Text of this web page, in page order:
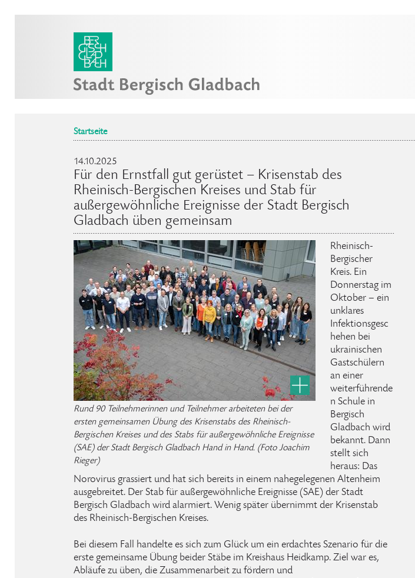
Startseite
14.10.2025
Für den Ernstfall gut gerüstet – Krisenstab des
Rheinisch-Bergischen Kreises und Stab für
außergewöhnliche Ereignisse der Stadt Bergisch
Gladbach üben gemeinsam
Rund 90 Teilnehmerinnen und Teilnehmer arbeiteten bei der
ersten gemeinsamen Übung des Krisenstabs des Rheinisch-
Bergischen Kreises und des Stabs für außergewöhnliche Ereignisse
(SAE) der Stadt Bergisch Gladbach Hand in Hand. (Foto Joachim
Rieger)
Rheinisch-
Bergischer
Kreis. Ein
Donnerstag im
Oktober – ein
unklares
Infektionsgesc
hehen bei
ukrainischen
Gastschülern
an einer
weiterführende
n Schule in
Bergisch
Gladbach wird
bekannt. Dann
stellt sich
heraus: Das
Norovirus grassiert und hat sich bereits in einem nahegelegenen Altenheim
ausgebreitet. Der Stab für außergewöhnliche Ereignisse (SAE) der Stadt
Bergisch Gladbach wird alarmiert. Wenig später übernimmt der Krisenstab
des Rheinisch-Bergischen Kreises.
Bei diesem Fall handelte es sich zum Glück um ein erdachtes Szenario für die
erste gemeinsame Übung beider Stäbe im Kreishaus Heidkamp. Ziel war es,
Abläufe zu üben, die Zusammenarbeit zu fördern und